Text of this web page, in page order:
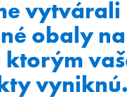
vytvárali
obaly
vyniknú.